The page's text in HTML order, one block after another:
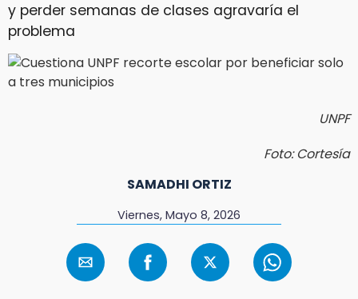
y perder semanas de clases agravaría el
problema
UNPF
Foto: Cortesía
SAMADHI ORTIZ
Viernes, Mayo 8, 2026